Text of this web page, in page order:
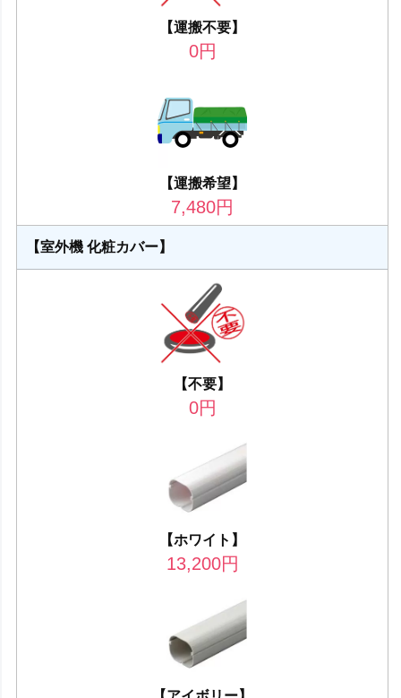
【運搬不要】
0円
【運搬希望】
7,480円
【室外機 化粧カバー】
【不要】
0円
【ホワイト】
13,200円